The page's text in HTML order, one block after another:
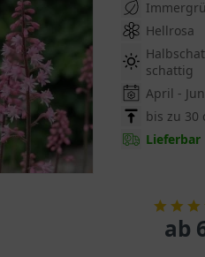
Hellrosa
schattig
April -
bis zu 30
Lieferbar
ab